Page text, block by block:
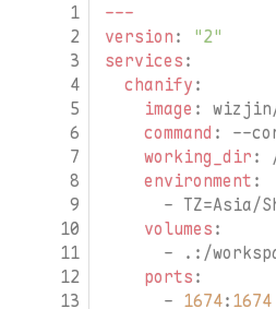
---
version :
"2"
services :
chanify :
image :
command : --
working_dir :
environment :
- TZ=Asia/
volumes :
-
.:/
ports :
- 1674: 1674